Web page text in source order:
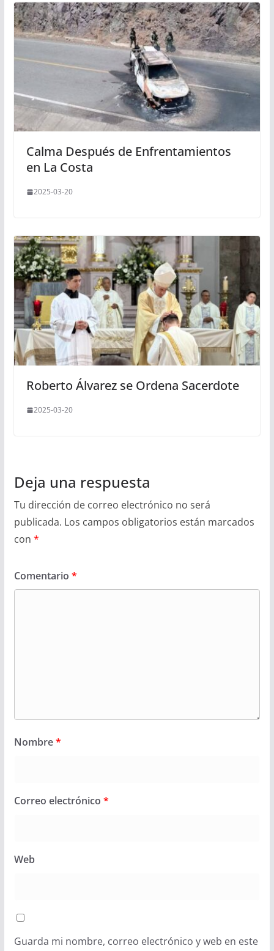
Calma Después de Enfrentamientos
en La Costa
2025-03-20
Roberto Álvarez se Ordena Sacerdote
2025-03-20
Deja una respuesta
Tu dirección de correo electrónico no será
publicada. Los campos obligatorios están marcados
con *
Comentario *
Nombre*
Correo electrónico *
Web
Guarda mi nombre, correo electrónico y web en este